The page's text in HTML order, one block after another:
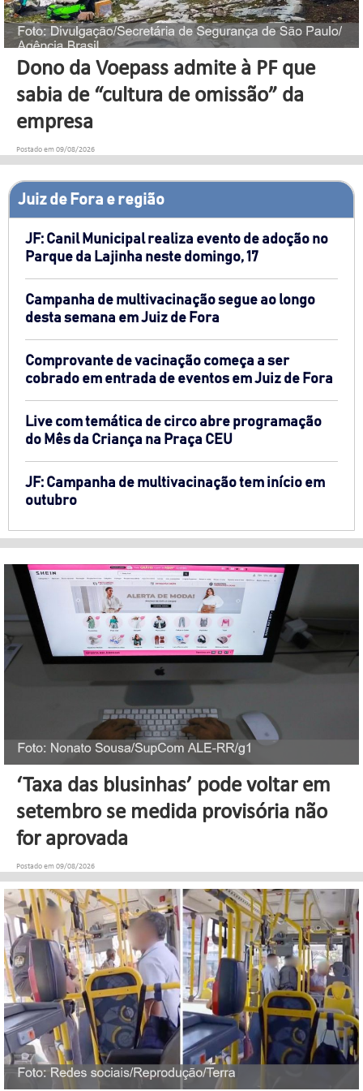
Foto: Divulgação/PJF
Dono da Voepass admite à PF que
sabia de “cultura de omissão” da
empresa
Postado em 09/08/2026
Juiz de Fora e região
JF: Canil Municipal realiza evento de adoção no
Parque da Lajinha neste domingo, 17
Campanha de multivacinação segue ao longo
desta semana em Juiz de Fora
Comprovante de vacinação começa a ser
cobrado em entrada de eventos em Juiz de Fora
Live com temática de circo abre programação
do Mês da Criança na Praça CEU
JF: Campanha de multivacinação tem início em
outubro
‘Taxa das blusinhas’ pode voltar em
setembro se medida provisória não
for aprovada
Postado em 09/08/2026